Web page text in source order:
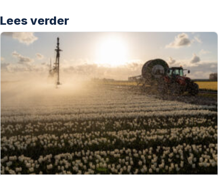
Lees verder